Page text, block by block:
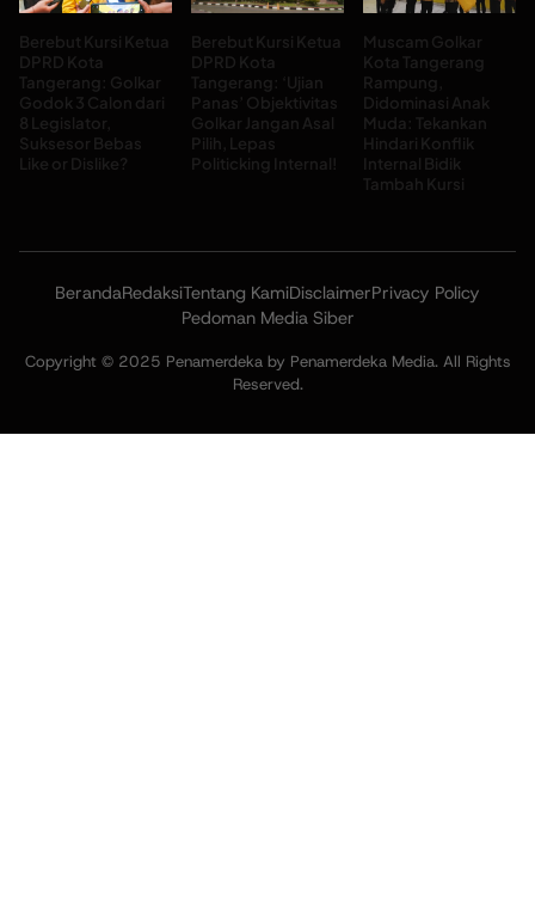
Berebut Kursi Ketua
DPRD Kota
Tangerang: Golkar
Godok 3 Calon dari
8 Legislator,
Suksesor Bebas
Like or Dislike?
Berebut Kursi Ketua
DPRD Kota
Tangerang: ‘Ujian
Panas’ Objektivitas
Golkar Jangan Asal
Pilih, Lepas
Politicking Internal!
Muscam Golkar
Kota Tangerang
Rampung,
Didominasi Anak
Muda: Tekankan
Hindari Konflik
Internal Bidik
Tambah Kursi
BerandaRedaksiTentang KamiDisclaimerPrivacy Policy
Pedoman Media Siber
Copyright © 2025 Penamerdeka by Penamerdeka Media. All Rights
Reserved.